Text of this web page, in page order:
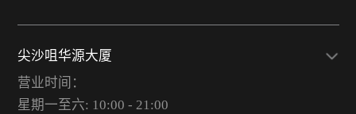
尖沙咀华源大厦
营业时间：
星期一至六: 10:00 - 21:00